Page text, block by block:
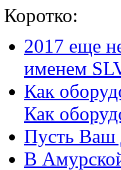
Коротко:
2017 еще
именем
Как
Как
Пусть
В